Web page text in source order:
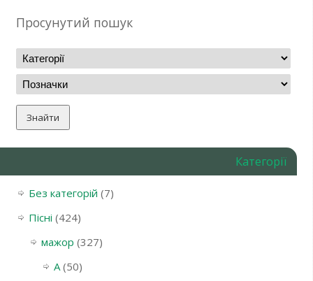
Просунутий пошук
Категорії
Без категорій (7)
Пісні (424)
мажор (327)
A(50)